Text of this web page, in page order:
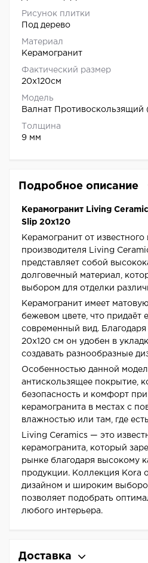
Рисунок плитки
Под дерево
Материал
Керамогранит
Фактический размер
20x120см
Модель
Валнат
Толщина
9 мм
Подробное описание
Керамогранит Living
Slip 20x120
Керамогранит от известного
производителя Living
представляет собой
долговечный материал,
выбором для отделки
Керамогранит имеет
бежевом цвете, что придаёт
современный вид.
20x120 см он удобен в
создавать разнообразные
Особенностью данной
антискользящее покрытие,
безопасность и комфорт
керамогранита в местах с
влажностью или там, где
Living Ceramics — это
керамогранита, который
рынке благодаря высокому
продукции. Коллекция Kora
дизайном и широким
позволяет подобрать
любого интерьера.
Доставка